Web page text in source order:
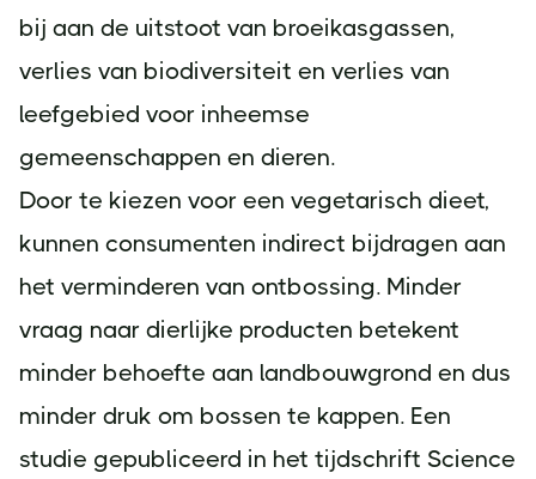
bij aan de uitstoot van broeikasgassen,
verlies van biodiversiteit en verlies van
leefgebied voor inheemse
gemeenschappen en dieren.
Door te kiezen voor een vegetarisch dieet,
kunnen consumenten indirect bijdragen aan
het verminderen van ontbossing. Minder
vraag naar dierlijke producten betekent
minder behoefte aan landbouwgrond en dus
minder druk om bossen te kappen. Een
studie gepubliceerd in het tijdschrift Science